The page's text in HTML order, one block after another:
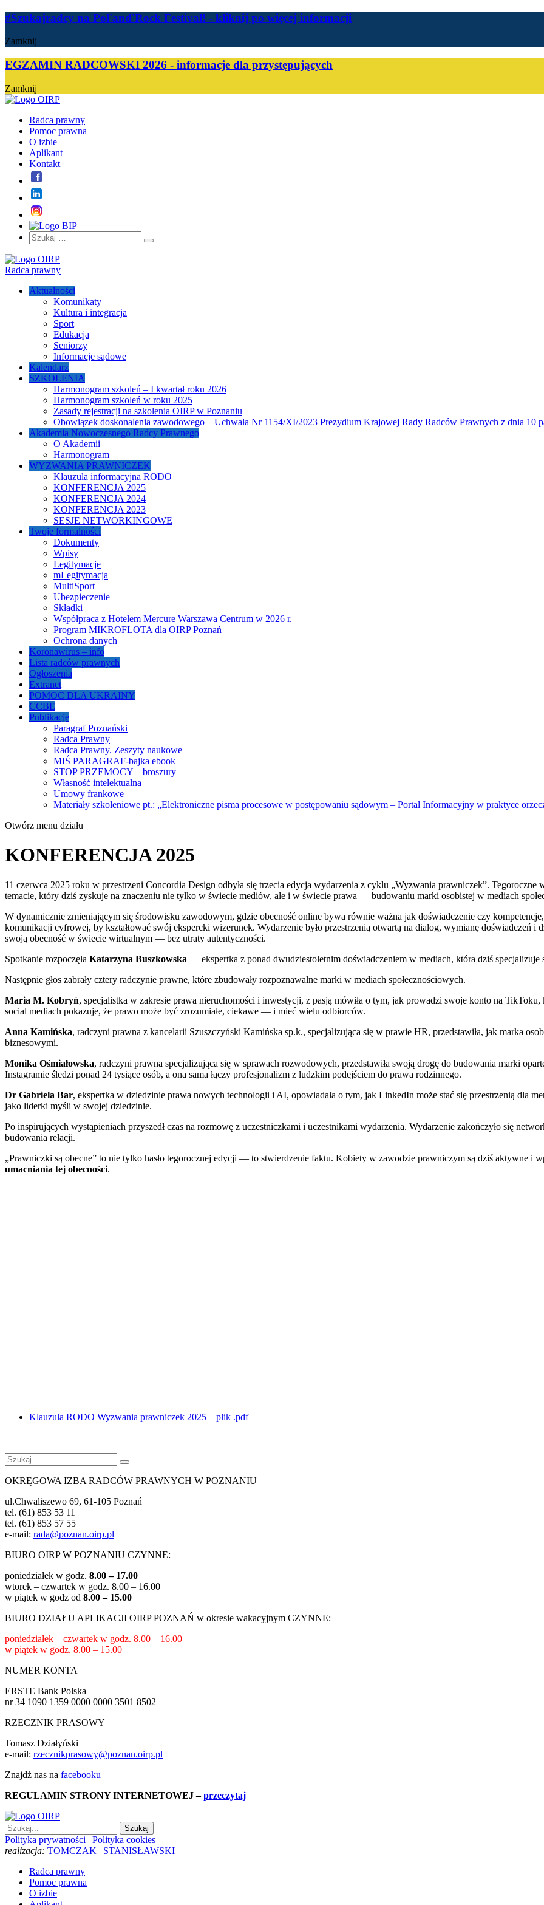
#Szukajradcy na Pol'and'Rock Festival! - kliknij po więcej informacji
Zamknij
EGZAMIN RADCOWSKI 2026 - informacje dla przystępujących
Zamknij
Radca prawny
Pomoc prawna
O izbie
Aplikant
Kontakt
Szukaj:
Szukaj
Radca prawny
Aktualności
Komunikaty
Kultura i integracja
Sport
Edukacja
Seniorzy
Informacje sądowe
Kalendarz
SZKOLENIA
Harmonogram szkoleń – I kwartał roku 2026
Harmonogram szkoleń w roku 2025
Zasady rejestracji na szkolenia OIRP w Poznaniu
Obowiązek doskonalenia zawodowego – Uchwała Nr 1154/XI/2023 Prezydium Krajowej Rady Radców Prawnych z dnia 10
Akademia Nowoczesnego Radcy Prawnego
O Akademii
Harmonogram
WYZWANIA PRAWNICZEK
Klauzula informacyjna RODO
KONFERENCJA 2025
KONFERENCJA 2024
KONFERENCJA 2023
SESJE NETWORKINGOWE
Twoje formalności
Dokumenty
Wpisy
Legitymacje
mLegitymacja
MultiSport
Ubezpieczenie
Składki
Współpraca z Hotelem Mercure Warszawa Centrum w 2026 r.
Program MIKROFLOTA dla OIRP Poznań
Ochrona danych
Koronawirus – info
Lista radców prawnych
Ogłoszenia
Extranet
POMOC DLA UKRAINY
CCBE
Publikacje
Paragraf Poznański
Radca Prawny
Radca Prawny. Zeszyty naukowe
MIŚ PARAGRAF-bajka ebook
STOP PRZEMOCY – broszury
Własność intelektualna
Umowy frankowe
Materiały szkoleniowe pt.: „Elektroniczne pisma procesowe w postępowaniu sądowym – Portal Informacyjny w praktyce
Otwórz menu działu
KONFERENCJA 2025
11 czerwca 2025 roku w przestrzeni Concordia Design odbyła się trzecia edycja wydarzenia z cyklu „Wyzwania prawniczek”. Tegoroczne
temacie, który dziś zyskuje na znaczeniu nie tylko w świecie mediów, ale i w świecie prawa — budowaniu marki osobistej w mediach
W dynamicznie zmieniającym się środowisku zawodowym, gdzie obecność online bywa równie ważna jak doświadczenie czy
komunikacji cyfrowej, by kształtować swój ekspercki wizerunek. Wydarzenie było przestrzenią otwartą na dialog, wymianę doświadczeń i
swoją obecność w świecie wirtualnym — bez utraty autentyczności.
Spotkanie rozpoczęła Katarzyna Buszkowska — ekspertka z ponad dwudziestoletnim doświadczeniem w mediach, która dziś
Następnie głos zabrały cztery radczynie prawne, które zbudowały rozpoznawalne marki w mediach społecznościowych.
Maria M. Kobryń, specjalistka w zakresie prawa nieruchomości i inwestycji, z pasją mówiła o tym, jak prowadzi swoje konto na
social mediach pokazuje, że prawo może być zrozumiałe, ciekawe — i mieć wielu odbiorców.
Anna Kamińska, radczyni prawna z kancelarii Szuszczyński Kamińska sp.k., specjalizująca się w prawie HR, przedstawiła, jak marka
biznesowymi.
Monika Ośmiałowska, radczyni prawna specjalizująca się w sprawach rozwodowych, przedstawiła swoją drogę do budowania marki
Instagramie śledzi ponad 24 tysiące osób, a ona sama łączy profesjonalizm z ludzkim podejściem do prawa rodzinnego.
Dr Gabriela Bar, ekspertka w dziedzinie prawa nowych technologii i AI, opowiadała o tym, jak LinkedIn może stać się przestrzenią dla
jako liderki myśli w swojej dziedzinie.
Po inspirujących wystąpieniach przyszedł czas na rozmowę z uczestniczkami i uczestnikami wydarzenia. Wydarzenie zakończyło się
budowania relacji.
„Prawniczki są obecne” to nie tylko hasło tegorocznej edycji — to stwierdzenie faktu. Kobiety w zawodzie prawniczym są dziś aktywne i
umacniania tej obecności.
Klauzula RODO Wyzwania prawniczek 2025 – plik .pdf
Szukaj:
Szukaj
OKRĘGOWA IZBA RADCÓW PRAWNYCH W POZNANIU
ul.Chwaliszewo 69, 61-105 Poznań
tel. (61) 853 53 11
tel. (61) 853 57 55
e-mail: rada@poznan.oirp.pl
BIURO OIRP W POZNANIU CZYNNE:
poniedziałek w godz. 8.00 – 17.00
wtorek – czwartek w godz. 8.00 – 16.00
w piątek w godz od 8.00 – 15.00
BIURO DZIAŁU APLIKACJI OIRP POZNAŃ w okresie wakacyjnym CZYNNE:
poniedziałek – czwartek w godz. 8.00 – 16.00
w piątek w godz. 8.00 – 15.00
NUMER KONTA
ERSTE Bank Polska
nr 34 1090 1359 0000 0000 3501 8502
RZECZNIK PRASOWY
Tomasz Działyński
e-mail: rzecznikprasowy@poznan.oirp.pl
Znajdź nas na facebooku
REGULAMIN STRONY INTERNETOWEJ – przeczytaj
Polityka prywatności | Polityka cookies
realizacja: TOMCZAK | STANISŁAWSKI
Radca prawny
Pomoc prawna
O izbie